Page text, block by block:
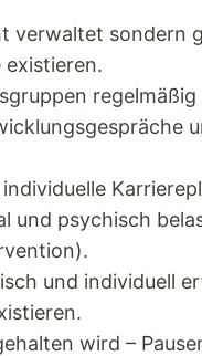
verwaltet sondern
existieren.
und psychisch
und individuell
wird –